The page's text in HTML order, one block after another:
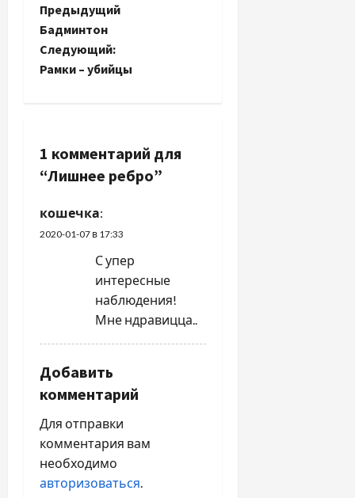
Н
а
в
г
а
ц
о
з
а
п
и
Предыдущий
Бадминтон
Следующий:
Рамки – убийцы
1 комментарий для
“Лишнее ребро”
кошечка:
2020-01-07 в 17:33
С упер
интересные
наблюдения!
Мне ндравицца..
Добавить
комментарий
Для отправки
комментария вам
необходимо
авторизоваться.